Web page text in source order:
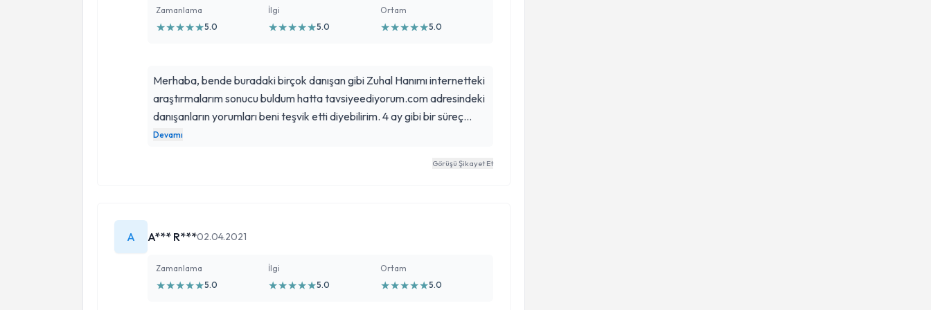
Zamanlama
★★★★★5.0
İlgi
★★★★★5.0
Ortam
★★★★★5.0
Merhaba, bende buradaki birçok danışan gibi Zuhal Hanımı internetteki
araştırmalarım sonucu buldum hatta tavsiyeediyorum.com adresindeki
danışanların yorumları beni teşvik etti diyebilirim. 4 ay gibi bir süreç
boyunca Zuhal Hanımdan destek aldım yaklaşık 5 kilo tamamen
şekli haline geldi. Güler yüzü samimiyeti destekleri ve beni kurtardığı
Devamı
Görüşü Şikayet Et
A A*** R***02.04.2021
Zamanlama
★★★★★5.0
İlgi
★★★★★5.0
Ortam
★★★★★5.0